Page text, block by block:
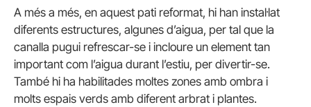
A més a més, en aquest pati reformat, hi han instal·lat
diferents estructures, algunes d’aigua, per tal que la
canalla pugui refrescar-se i incloure un element tan
important com l’aigua durant l’estiu, per divertir-se.
També hi ha habilitades moltes zones amb ombra i
molts espais verds amb diferent arbrat i plantes.